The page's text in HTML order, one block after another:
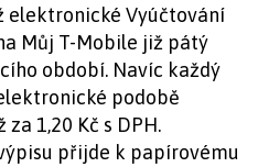
elektronické Vyúčtování
Můj T-Mobile již pátý
období. Navíc každý
podobě
1,20 Kč s DPH.
přijde k papírovému